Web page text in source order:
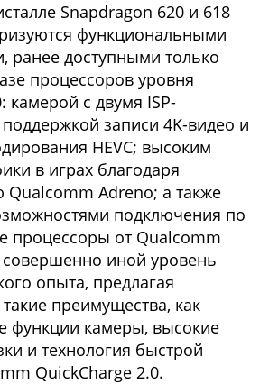
Snapdragon 620 и 618
функциональными
ранее доступными только
процессоров уровня
камерой с двумя ISP-
записи 4K-видео и
HEVC; высоким
в играх благодаря
Qualcomm Adreno; а также
подключения по
процессоры от Qualcomm
совершенно иной уровень
опыта, предлагая
преимущества, как
функции камеры, высокие
и технология быстрой
QuickCharge 2.0.